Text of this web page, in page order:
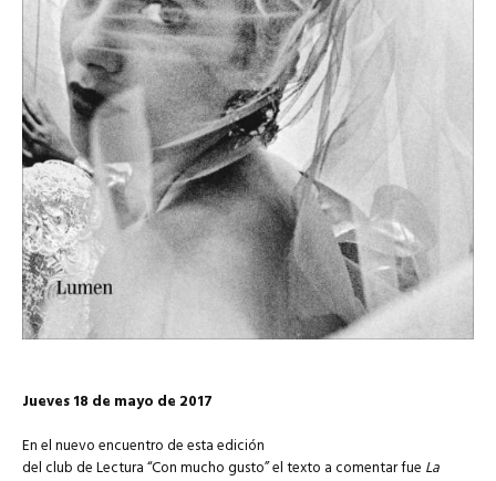
Jueves 18 de mayo de 2017
En el nuevo encuentro de esta edición
del club de Lectura “Con mucho gusto” el texto a comentar fue La